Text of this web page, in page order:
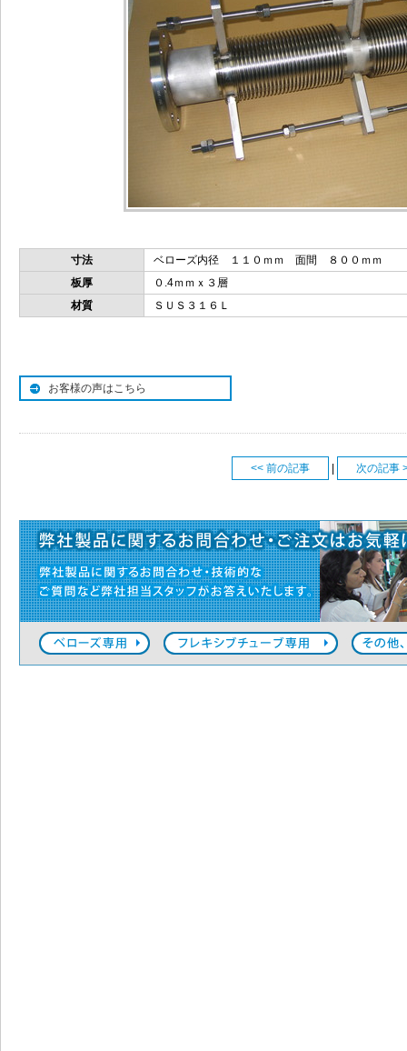
寸法
ベローズ内径 １１０ｍｍ 面間 ８００ｍｍ
板厚
０.4ｍｍｘ３層
材質
ＳＵＳ３１６Ｌ
お客様の声はこちら
<< 前の記事 次の記事